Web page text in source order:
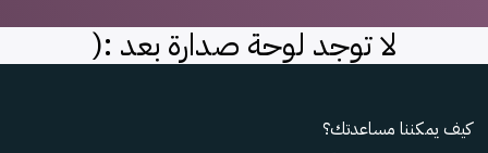
لا توجد لوحة صدارة بعد :(
كيف يمكننا مساعدتك؟